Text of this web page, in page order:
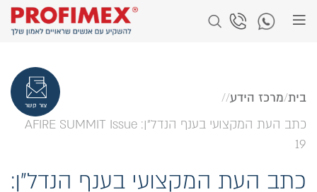
בית מרכז הידע
כתב העת המקצועי בענף הנדל”ן: AFIRE SUMMIT Issue
19
צור קשר